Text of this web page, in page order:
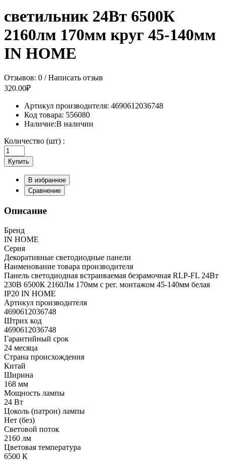
светильник 24Вт 6500К
2160лм 170мм круг 45-140мм
IN HOME
Отзывов: 0 /Написать отзыв
320.00₽
Артикул производителя: 4690612036748
Код товара: 556080
Наличие:В наличии
Количество (шт) :
Купить
В избранное
Сравнение
Описание
Бренд
IN HOME
Серия
Декоративные светодиодные панели
Наименование товара производителя
Панель светодиодная встраиваемая безрамочная RLP-FL 24Вт
230В 6500К 2160Лм 170мм с рег. монтажом 45-140мм белая
IP20 IN HOME
Артикул производителя
4690612036748
Штрих код
4690612036748
Гарантийный срок
24 месяца
Страна происхождения
Китай
Ширина
168 мм
Мощность лампы
24 Вт
Цоколь (патрон) лампы
Нет (без)
Световой поток
2160 лм
Цветовая температура
6500 К